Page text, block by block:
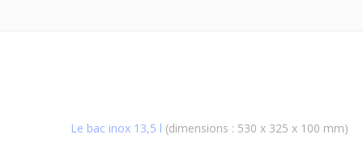
Le bac inox 13,5 l (dimensions : 530 x 325 x 100 mm)